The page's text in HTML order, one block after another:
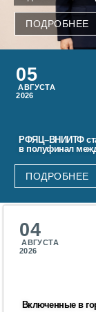
Семинар
Аспирантура
Премии
Семинар
ПОДРОБНЕЕ
05
АВГУСТА
2026
РФЯЦ–ВНИИТФ
в полуфинал
ПОДРОБНЕЕ
04
АВГУСТА
2026
Включенные в